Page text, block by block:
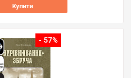
Купити
- 57%